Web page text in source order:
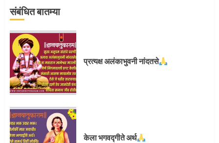
संबंधित बातम्या
प्रत्यक्ष अलंकाभुवनी नांदतसे
केला भगवद्गीते अर्थ
3